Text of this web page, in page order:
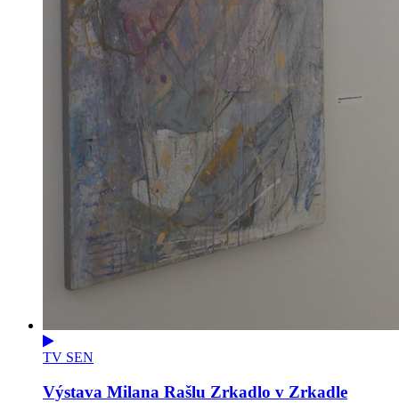
TV SEN
Výstava Milana Rašlu Zrkadlo v Zrkadle